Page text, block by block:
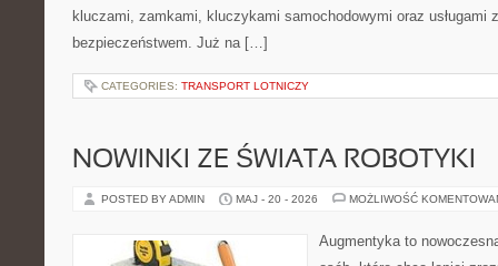
kluczami, zamkami, kluczykami samochodowymi oraz usługami
bezpieczeństwem. Już na […]
CATEGORIES: TRANSPORT LOTNICZY
NOWINKI ZE ŚWIATA ROBOTYKI
POSTED BY ADMIN MAJ - 20 - 2026 MOŻLIWOŚĆ
Augmentyka to